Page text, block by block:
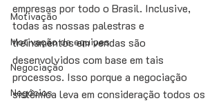
Motivação
Motivação de equipes
Negociação
Negócios
empresas por todo o Brasil. Inclusive,
todas as nossas palestras e
treinamentos em vendas são
desenvolvidos com base em tais
processos. Isso porque a negociação
sistêmica leva em consideração todos os